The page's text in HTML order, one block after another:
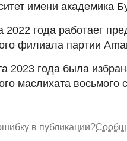
имени академика
2022 года работает
филиала партии
2023 года была
маслихата восьмого
в публикации?